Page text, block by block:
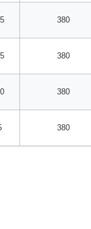
380
380
380
380